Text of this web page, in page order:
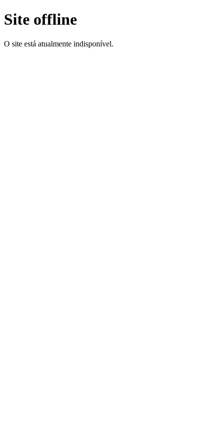
Site offline
O site está atualmente indisponível.